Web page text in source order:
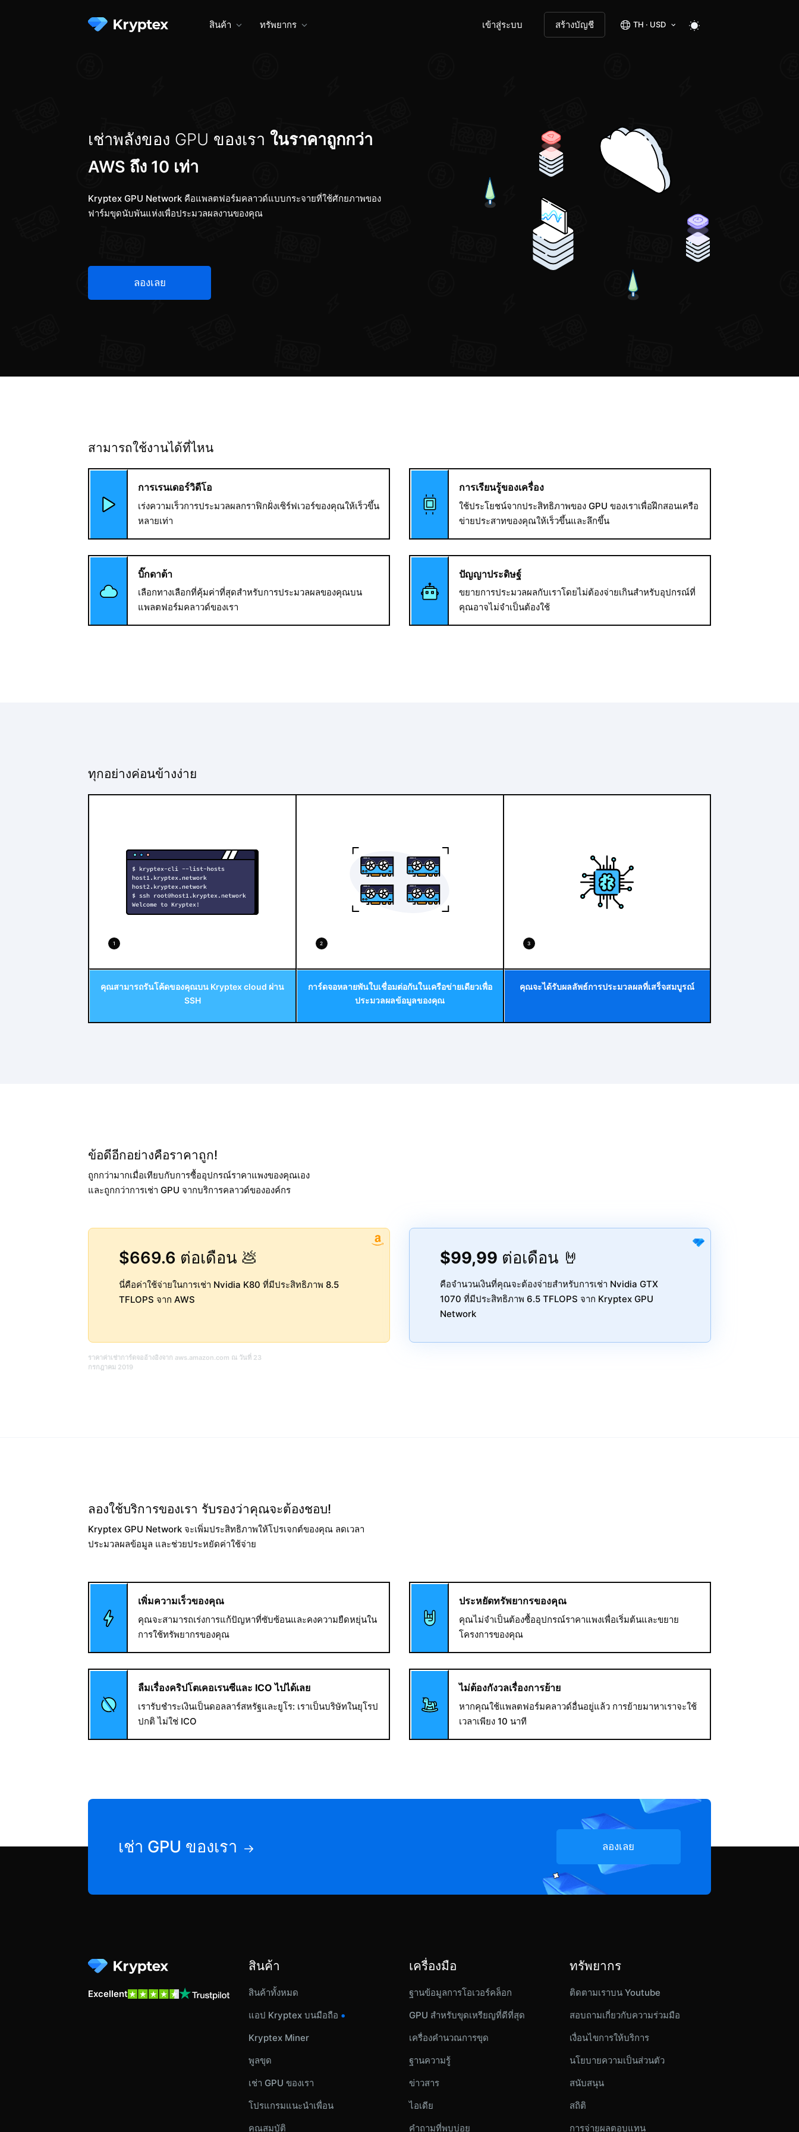
สินค้า ทรัพยากร เข้าสู่ระบบ สร้างบัญชี TH · USD
เช่าพลังของ GPU ของเรา ในราคาถูกกว่า
AWS ถึง 10 เท่า
Kryptex GPU Network คือแพลตฟอร์มคลาวด์แบบกระจายที่ใช้ศักยภาพของ
ฟาร์มขุดนับพันแห่งเพื่อประมวลผลงานของคุณ
ลองเลย
สามารถใช้งานได้ที่ไหน
การเรนเดอร์วิดีโอ
เร่งความเร็วการประมวลผลกราฟิกฝั่งเซิร์ฟเวอร์ของคุณให้เร็วขึ้น
หลายเท่า
การเรียนรู้ของเครื่อง
ใช้ประโยชน์จากประสิทธิภาพของ GPU ของเราเพื่อฝึกสอนเครือ
ข่ายประสาทของคุณให้เร็วขึ้นและลึกขึ้น
บิ๊กดาต้า
เลือกทางเลือกที่คุ้มค่าที่สุดสำหรับการประมวลผลของคุณบน
แพลตฟอร์มคลาวด์ของเรา
ปัญญาประดิษฐ์
ขยายการประมวลผลกับเราโดยไม่ต้องจ่ายเกินสำหรับอุปกรณ์ที่
คุณอาจไม่จำเป็นต้องใช้
ทุกอย่างค่อนข้างง่าย
1
คุณสามารถรันโค้ดของคุณบน Kryptex cloud ผ่าน
SSH
2
การ์ดจอหลายพันใบเชื่อมต่อกันในเครือข่ายเดียวเพื่อ
ประมวลผลข้อมูลของคุณ
3
คุณจะได้รับผลลัพธ์การประมวลผลที่เสร็จสมบูรณ์
ข้อดีอีกอย่างคือราคาถูก!
ถูกกว่ามากเมื่อเทียบกับการซื้ออุปกรณ์ราคาแพงของคุณเอง
และถูกกว่าการเช่า GPU จากบริการคลาวด์ขององค์กร
$669.6 ต่อเดือน 💩
นี่คือค่าใช้จ่ายในการเช่า Nvidia K80 ที่มีประสิทธิภาพ 8.5
TFLOPS จาก AWS
$99,99 ต่อเดือน 🤘
คือจำนวนเงินที่คุณจะต้องจ่ายสำหรับการเช่า Nvidia GTX
1070 ที่มีประสิทธิภาพ 6.5 TFLOPS จาก Kryptex GPU
Network
ราคาค่าเช่าการ์ดจออ้างอิงจาก aws.amazon.com ณ วันที่ 23
กรกฎาคม 2019
ลองใช้บริการของเรา รับรองว่าคุณจะต้องชอบ!
Kryptex GPU Network จะเพิ่มประสิทธิภาพให้โปรเจกต์ของคุณ ลดเวลา
ประมวลผลข้อมูล และช่วยประหยัดค่าใช้จ่าย
เพิ่มความเร็วของคุณ
คุณจะสามารถเร่งการแก้ปัญหาที่ซับซ้อนและคงความยืดหยุ่นใน
การใช้ทรัพยากรของคุณ
ประหยัดทรัพยากรของคุณ
คุณไม่จำเป็นต้องซื้ออุปกรณ์ราคาแพงเพื่อเริ่มต้นและขยาย
โครงการของคุณ
ลืมเรื่องคริปโตเคอเรนซีและ ICO ไปได้เลย
เรารับชำระเงินเป็นดอลลาร์สหรัฐและยูโร: เราเป็นบริษัทในยุโรป
ปกติ ไม่ใช่ ICO
ไม่ต้องกังวลเรื่องการย้าย
หากคุณใช้แพลตฟอร์มคลาวด์อื่นอยู่แล้ว การย้ายมาหาเราจะใช้
เวลาเพียง 10 นาที
เช่า GPU ของเรา ลองเลย
Excellent
สินค้า
สินค้าทั้งหมด
แอป Kryptex บนมือถือ •
Kryptex Miner
พูลขุด
เช่า GPU ของเรา
โปรแกรมแนะนำเพื่อน
คุณสมบัติ
เครื่องมือ
ฐานข้อมูลการโอเวอร์คล็อก
GPU สำหรับขุดเหรียญที่ดีที่สุด
เครื่องคำนวณการขุด
ฐานความรู้
ข่าวสาร
ไอเดีย
คำถามที่พบบ่อย
ทรัพยากร
ติดตามเราบน Youtube
สอบถามเกี่ยวกับความร่วมมือ
เงื่อนไขการให้บริการ
นโยบายความเป็นส่วนตัว
สนับสนุน
สถิติ
การจ่ายผลตอบแทน